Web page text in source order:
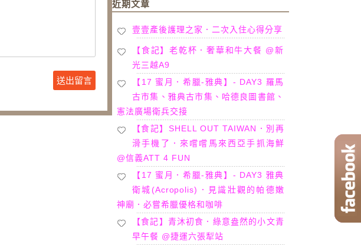
近期文章
壹壹產後護理之家．二次入住心得分享
【食記】老乾杯．奢華和牛大餐 @新
光三越A9
【17 蜜月．希臘-雅典】- DAY3 羅馬
古市集、雅典古市集、哈德良圖書館、
憲法廣場衛兵交接
【食記】SHELL OUT TAIWAN．別再
滑手機了．來嚐嚐馬來西亞手抓海鮮
@信義ATT 4 FUN
【17 蜜月．希臘-雅典】- DAY3 雅典
衛城(Acropolis)．見識壯觀的帕德嫩
神廟．必嘗希臘優格和咖啡
【食記】青沐初食．綠意盎然的小文青
早午餐 @捷運六張犁站